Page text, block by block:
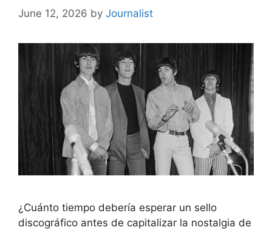
June 12, 2026 by Journalist
¿Cuánto tiempo debería esperar un sello
discográfico antes de capitalizar la nostalgia de